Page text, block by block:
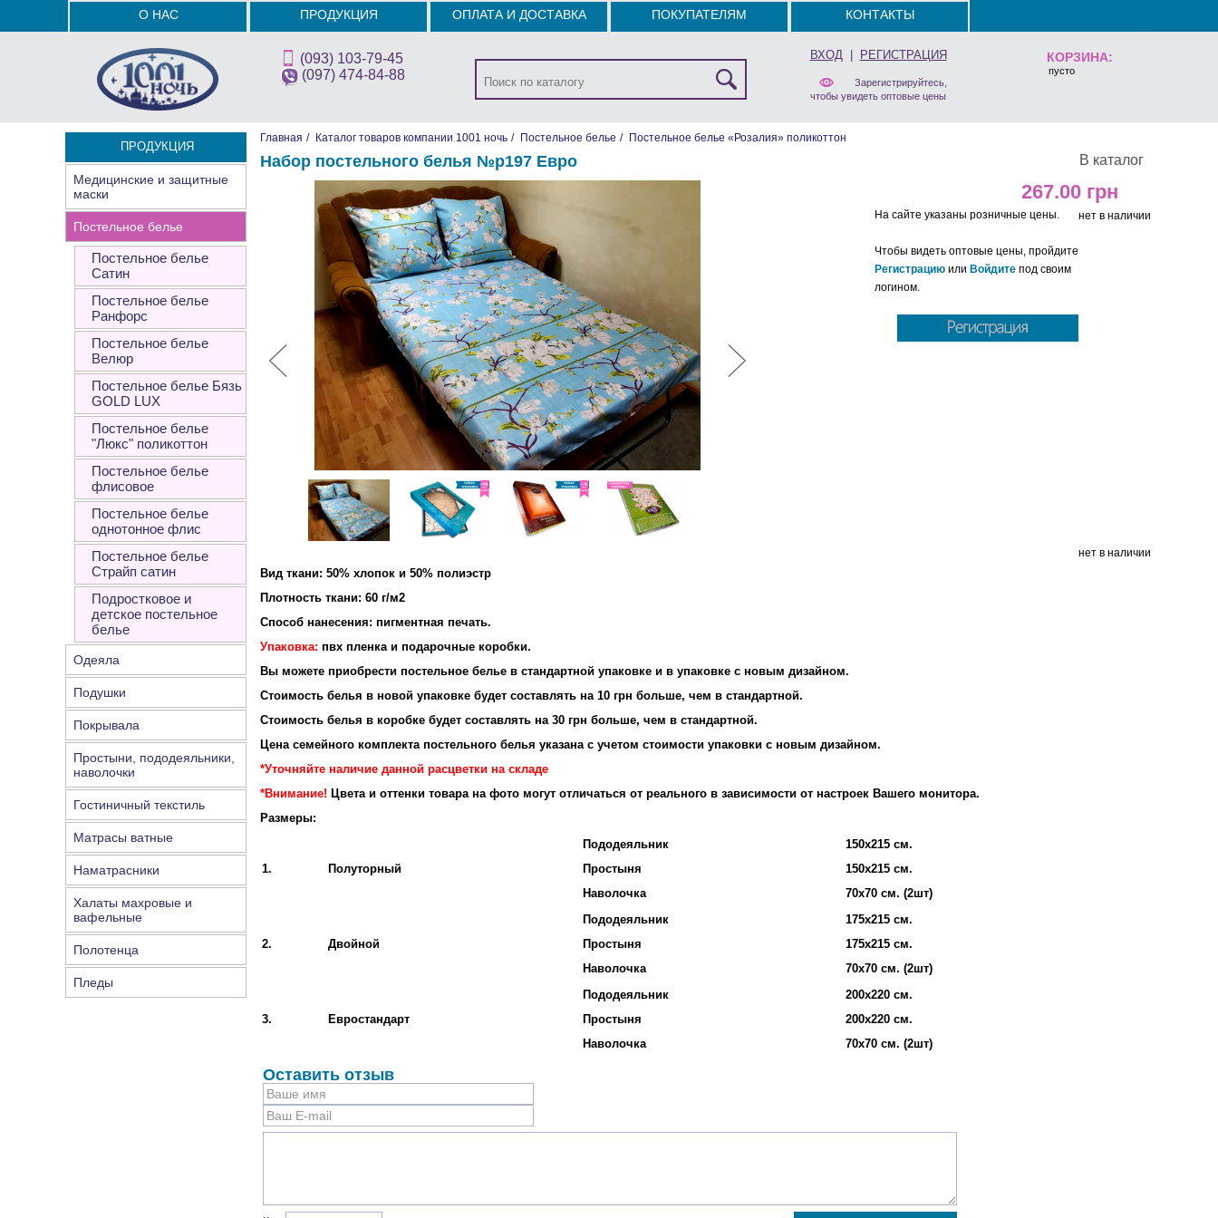
КОРЗИНА:
пусто
О НАС ПРОДУКЦИЯ ОПЛАТА И ДОСТАВКА ПОКУПАТЕЛЯМ КОНТАКТЫ
(093) 103-79-45
(097) 474-84-88
ВХОД| РЕГИСТРАЦИЯ
Зарегистрируйтесь,
чтобы увидеть оптовые цены
ПРОДУКЦИЯ
Медицинские и защитные
маски
Постельное белье
Постельное белье
Сатин
Постельное белье
Ранфорс
Постельное белье
Велюр
Постельное белье Бязь
GOLD LUX
Постельное белье
"Люкс" поликоттон
Постельное белье
флисовое
Постельное белье
однотонное флис
Постельное белье
Страйп сатин
Подростковое и
детское постельное
белье
Одеяла
Подушки
Покрывала
Простыни, пододеяльники,
наволочки
Гостиничный текстиль
Матрасы ватные
Наматрасники
Халаты махровые и
вафельные
Полотенца
Пледы
Главная / Каталог товаров компании 1001 ночь / Постельное белье / Постельное белье «Розалия» поликоттон
В каталог
Набор постельного белья №р197 Евро
267.00
нет в наличии
На сайте указаны розничные цены.
Чтобы видеть оптовые цены, пройдите
Регистрацию или Войдите под своим
логином.
нет в наличии
Вид ткани: 50% хлопок и 50% полиэстр
Плотность ткани: 60 г/м2
Способ нанесения: пигментная печать.
Упаковка: пвх пленка и подарочные коробки.
Вы можете приобрести постельное белье в стандартной упаковке и в упаковке с новым дизайном.
Стоимость белья в новой упаковке будет составлять на 10 грн больше, чем в стандартной.
Стоимость белья в коробке будет составлять на 30 грн больше, чем в стандартной.
Цена семейного комплекта постельного белья указана с учетом стоимости упаковки с новым дизайном.
*Уточняйте наличие данной расцветки на складе
*Внимание! Цвета и оттенки товара на фото могут отличаться от реального в зависимости от настроек Вашего монитора.
Размеры:
1. Полуторный
Пододеяльник
Простыня
Наволочка
150х215 см.
150х215 см.
70х70 см. (2шт)
2. Двойной
Пододеяльник
Простыня
Наволочка
175х215 см.
175х215 см.
70х70 см. (2шт)
3. Евростандарт
Пододеяльник
Простыня
Наволочка
200х220 см.
200х220 см.
70х70 см. (2шт)
Оставить отзыв